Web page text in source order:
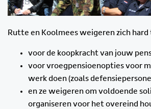
Rutte en Koolmees weigeren zich hard
voor de koopkracht van jouw
voor vroegpensioenopties voor
werk doen (zoals
en ze weigeren om voldoende
organiseren voor het overeind